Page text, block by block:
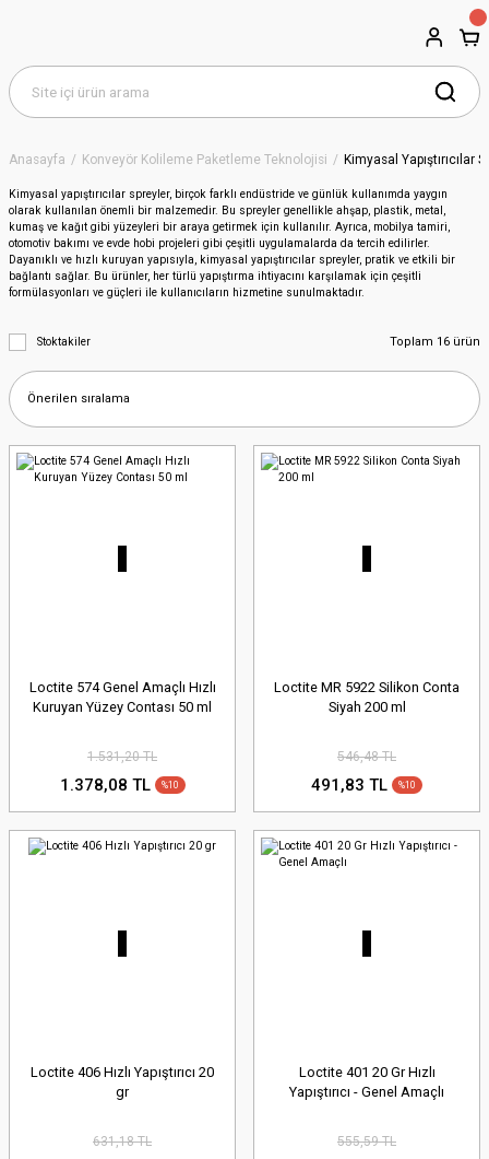
Anasayfa Konveyör Kolileme Paketleme Teknolojisi Kimyasal Yapıştırıcılar
Kimyasal yapıştırıcılar spreyler, birçok farklı endüstride ve günlük kullanımda yaygın
olarak kullanılan önemli bir malzemedir. Bu spreyler genellikle ahşap, plastik, metal,
kumaş ve kağıt gibi yüzeyleri bir araya getirmek için kullanılır. Ayrıca, mobilya tamiri,
otomotiv bakımı ve evde hobi projeleri gibi çeşitli uygulamalarda da tercih edilirler.
Dayanıklı ve hızlı kuruyan yapısıyla, kimyasal yapıştırıcılar spreyler, pratik ve etkili bir
bağlantı sağlar. Bu ürünler, her türlü yapıştırma ihtiyacını karşılamak için çeşitli
formülasyonları ve güçleri ile kullanıcıların hizmetine sunulmaktadır.
Stoktakiler Toplam 16 ürün
Loctite 574 Genel Amaçlı Hızlı
Kuruyan Yüzey Contası 50 ml
1.531,20 TL
1.378,08 TL %10
Loctite MR 5922 Silikon Conta
Siyah 200 ml
546,48 TL
491,83 TL %10
Loctite 406 Hızlı Yapıştırıcı 20
gr
631,18 TL
Loctite 401 20 Gr Hızlı
Yapıştırıcı - Genel Amaçlı
555,59 TL